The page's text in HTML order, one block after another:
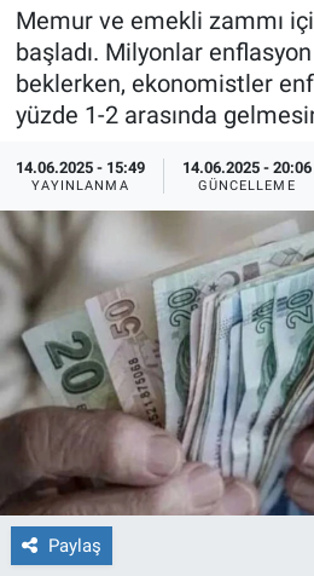
Memur ve emekli zammı
başladı. Milyonlar enflasyon
beklerken, ekonomistler
yüzde 1-2 arasında
14.06.2025 - 15:49
YAYINLANMA
14.06.2025 - 20:06
GÜNCELLEME
Paylaş
Dünya
Ege Saati
Ege'den Esintiler
Eğitim
Eğlence
Ekonomi
Forum
Gerçeğin İzinde
Gün Başlıyor
Spor
Yayın Akışı
İletişim
Son Dakika Haberleri
Haber Arşivi